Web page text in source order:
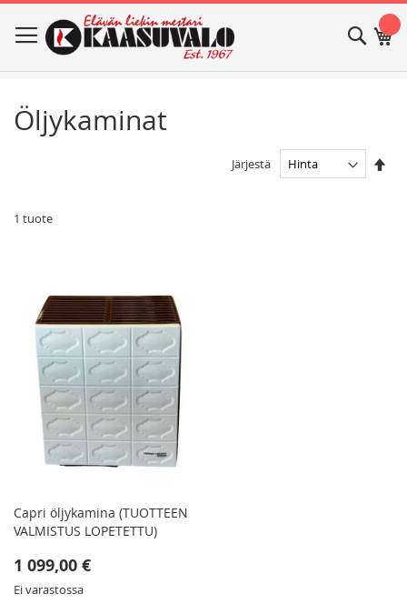
to
Content
Haku
Öljykaminat
1 tuote
Järjestä
Capri öljykamina (TUOTTEEN
VALMISTUS LOPETETTU)
1 099,00 €
Ei varastossa